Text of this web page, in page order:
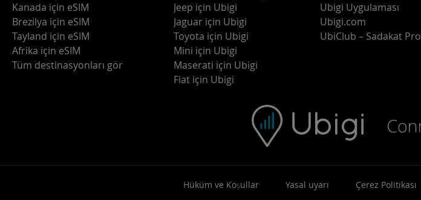
Kanada için eSIM
Brezilya için eSIM
Tayland için eSIM
Afrika için eSIM
Tüm destinasyonları gör
Jeep için Ubigi
Jaguar için Ubigi
Toyota için Ubigi
Mini için Ubigi
Maserati için Ubigi
Fiat için Ubigi
Ubigi Uygulaması
Ubigi.com
UbiClub – Sadakat
Hüküm ve Koşullar Yasal uyarı Çerez Politikası